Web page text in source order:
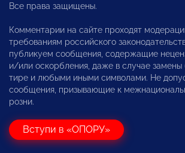
Все права защищены.
Комментарии на сайте проходят
требованиям российского
публикуем сообщения, содержащие
и/или оскорбления, даже в случае замены
тире и любыми иными символами. Не
сообщения, призывающие к
розни.
Вступи в «ОПОРУ»